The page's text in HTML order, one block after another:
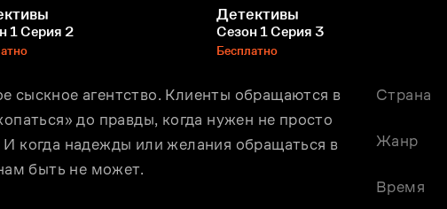
1 Серия 2
Детективы
Сезон 1 Серия 3
Бесплатно
сыскное агентство. Клиенты обращаются в
до правды, когда нужен не просто
когда надежды или желания обращаться в
быть не может.
Страна
Жанр
Время